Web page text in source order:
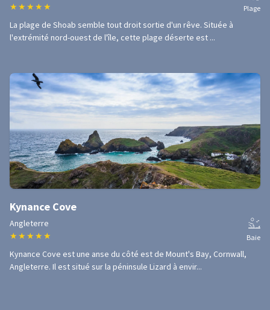
★ ★ ★ ★ ★ Plage
La plage de Shoab semble tout droit sortie d'un rêve. Située à
l'extrémité nord-ouest de l'île, cette plage déserte est ...
Kynance Cove
Angleterre
★ ★ ★ ★ ★ Baie
Kynance Cove est une anse du côté est de Mount's Bay, Cornwall,
Angleterre. Il est situé sur la péninsule Lizard à envir...